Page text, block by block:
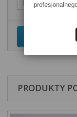
PRODUKTY